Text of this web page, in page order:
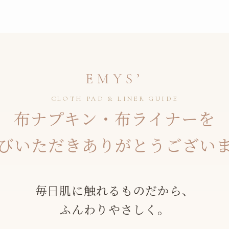
EMYS’
CLOTH PAD & LINER GUIDE
布ナプキン・布ライナーを
いただき ありがとうござい
毎日肌に触れるものだから、
ふんわりやさしく。